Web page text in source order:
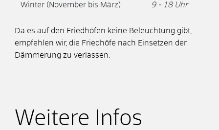
Winter (November bis März) 9 - 18 Uhr
Da es auf den Friedhöfen keine Beleuchtung gibt,
empfehlen wir, die Friedhöfe nach Einsetzen der
Dämmerung zu verlassen.
Weitere Infos